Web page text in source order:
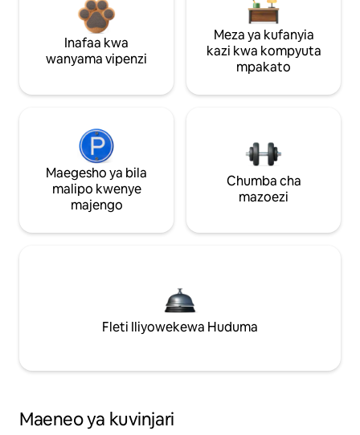
Inafaa kwa
wanyama vipenzi
Meza ya kufanyia
kazi kwa kompyuta
mpakato
Maegesho ya bila
malipo kwenye
majengo
Chumba cha
mazoezi
Fleti Iliyowekewa Huduma
Maeneo ya kuvinjari